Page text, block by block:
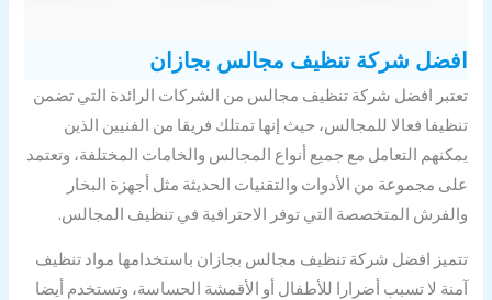
شركة تنظيف مجالس بجازان
افضل شركة تنظيف مجالس من الشركات الرائدة التي تضمن
فعالا للمجالس، حيث إنها تمتلك فريقا من الفنيين الذين
التعامل مع جميع أنواع المجالس والخامات المختلفة، وتعتمد
مجموعة من الأدوات والتقنيات الحديثة مثل أجهزة البخار
المتخصصة التي توفر الاحترافية في تنظيف المجالس.
افضل شركة تنظيف مجالس بجازان باستخدامها مواد تنظيف
لا تسبب أضرارا للأطفال أو الأقمشة الحساسة، وتستخدم أيضا